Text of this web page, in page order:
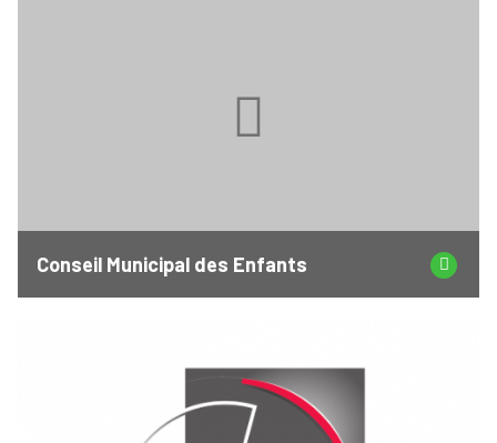
Conseil Municipal des Enfants